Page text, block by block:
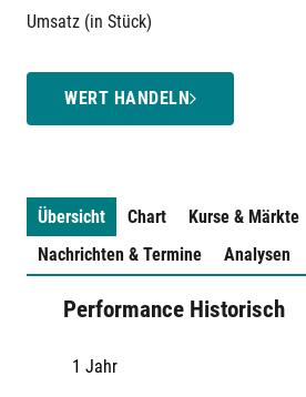
Umsatz (in Stück)
WERT HANDELN
Übersicht Chart
Kurse & Märkte
Nachrichten & Termine
Analysen
Performance Historisch
1 Jahr